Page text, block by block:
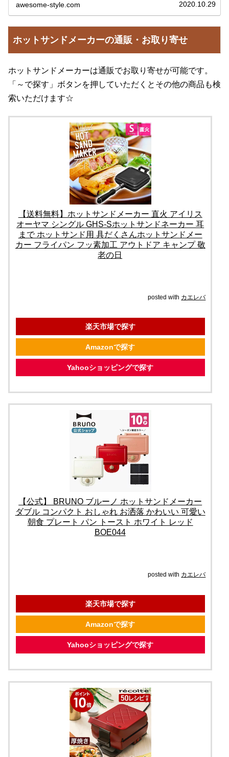
awesome-style.com 2020.10.29
ホットサンドメーカーの通販・お取り寄せ
ホットサンドメーカーは通販でお取り寄せが可能です。
「～で探す」ボタンを押していただくとその他の商品も検
索いただけます☆
【送料無料】ホットサンドメーカー 直火 アイリス
オーヤマ シングル GHS-Sホットサンドネーカー 耳
まで ホットサンド用 具だくさんホットサンドメー
カー フライパン フッ素加工 アウトドア キャンプ 敬
老の日
posted with カエレバ
楽天市場で探す
Amazonで探す
Yahooショッピングで探す
【公式】 BRUNO ブルーノ ホットサンドメーカー
ダブル コンパクト おしゃれ お洒落 かわいい 可愛い
朝食 プレート パン トースト ホワイト レッド
BOE044
posted with カエレバ
楽天市場で探す
Amazonで探す
Yahooショッピングで探す